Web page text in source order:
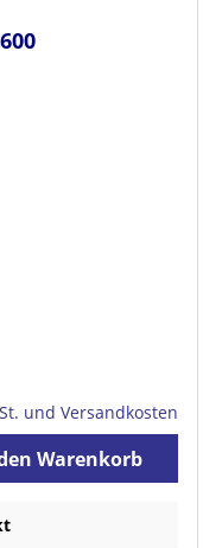
und Versandkosten
Warenkorb